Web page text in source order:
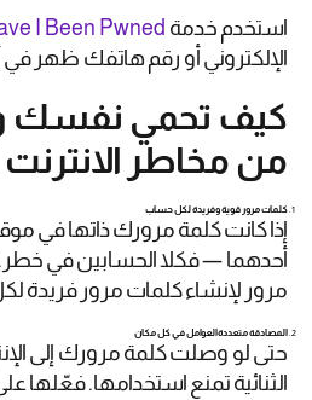
استخدم خدمة I Been Pwned
الإلكتروني أو رقم هاتفك ظهر
كيف تحمي
من مخاطر
كلمات مرور قوية وفريدة لكل حساب
إذا كانت كلمة مرورك ذاتها في
أحدهما — فكلا الحسابين في
مرور لإنشاء كلمات مرور فريدة
المصادقة متعددة العوامل في كل مكان
حتى لو وصلت كلمة مرورك إلى
الثنائية تمنع استخدامها. فعّلها